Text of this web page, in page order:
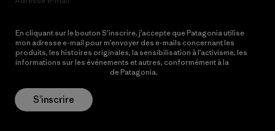
En cliquant sur le bouton S’inscrire, j’accepte que Patagonia utilise
mon adresse e-mail pour m’envoyer des e-mails concernant les
produits, les histoires originales, la sensibilisation à l’activisme, les
informations sur les événements et autres, conformément à la
de Patagonia.
S’inscrire